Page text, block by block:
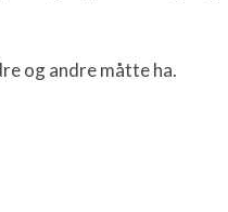
og andre måtte ha.